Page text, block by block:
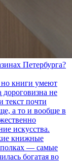
Петербурга?
книги умеют
дороговизна не
почти
а то и вообще в
искусства.
книжные
полках — самые
богатая во